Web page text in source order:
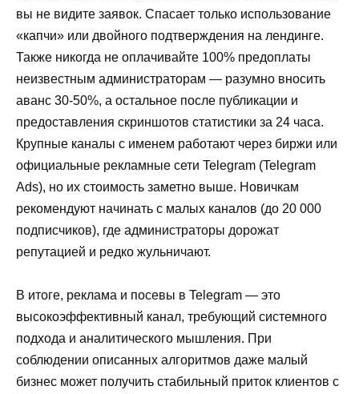
вы не видите заявок. Спасает только использование
«капчи» или двойного подтверждения на лендинге.
Также никогда не оплачивайте 100% предоплаты
неизвестным администраторам — разумно вносить
аванс 30-50%, а остальное после публикации и
предоставления скриншотов статистики за 24 часа.
Крупные каналы с именем работают через биржи или
официальные рекламные сети Telegram (Telegram
Ads), но их стоимость заметно выше. Новичкам
рекомендуют начинать с малых каналов (до 20 000
подписчиков), где администраторы дорожат
репутацией и редко жульничают.
В итоге, реклама и посевы в Telegram — это
высокоэффективный канал, требующий системного
подхода и аналитического мышления. При
соблюдении описанных алгоритмов даже малый
бизнес может получить стабильный приток клиентов с